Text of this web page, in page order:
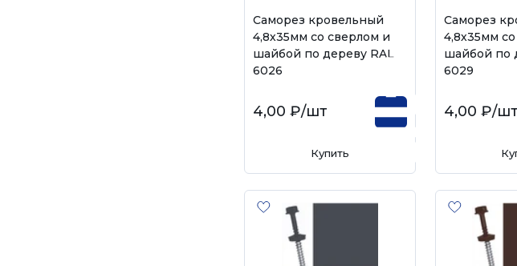
Саморез кровельный
4,8х35мм со сверлом и
шайбой по дереву RAL
6026
4,00 ₽/шт
Купить
Саморез
4,8х35мм
шайбой по
6029
4,00 ₽/шт